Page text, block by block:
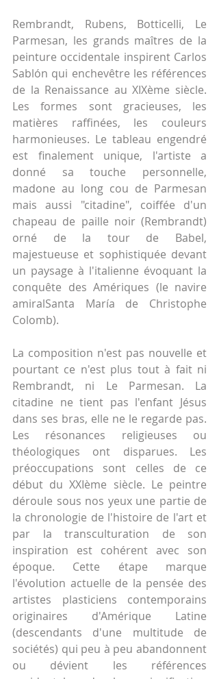
Rembrandt, Rubens, Botticelli, Le
Parmesan, les grands maîtres de la
peinture occidentale inspirent Carlos
Sablón qui enchevêtre les références
de la Renaissance au XIXème siècle.
Les formes sont gracieuses, les
matières raffinées, les couleurs
harmonieuses. Le tableau engendré
est finalement unique, l'artiste a
donné sa touche personnelle,
madone au long cou de Parmesan
mais aussi "citadine", coiffée d'un
chapeau de paille noir (Rembrandt)
orné de la tour de Babel,
majestueuse et sophistiquée devant
un paysage à l'italienne évoquant la
conquête des Amériques (le navire
amiralSanta María de Christophe
Colomb).
La composition n'est pas nouvelle et
pourtant ce n'est plus tout à fait ni
Rembrandt, ni Le Parmesan. La
citadine ne tient pas l'enfant Jésus
dans ses bras, elle ne le regarde pas.
Les résonances religieuses ou
théologiques ont disparues. Les
préoccupations sont celles de ce
début du XXIème siècle. Le peintre
déroule sous nos yeux une partie de
la chronologie de l'histoire de l'art et
par la transculturation de son
inspiration est cohérent avec son
époque. Cette étape marque
l'évolution actuelle de la pensée des
artistes plasticiens contemporains
originaires d'Amérique Latine
(descendants d'une multitude de
sociétés) qui peu à peu abandonnent
ou dévient les références